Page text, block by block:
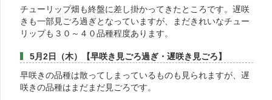
チューリップ畑も終盤に差し掛かってきたところです。遅咲
きも一部見ごろ過ぎとなっていますが、まだきれいなチュー
リップも３０～４０品種程度あります。
5月2日（木）【早咲き見ごろ過ぎ・遅咲き見ごろ】
早咲きの品種は散ってしまっているものも見られますが、遅
咲きの品種はまだまだ見ごろです。